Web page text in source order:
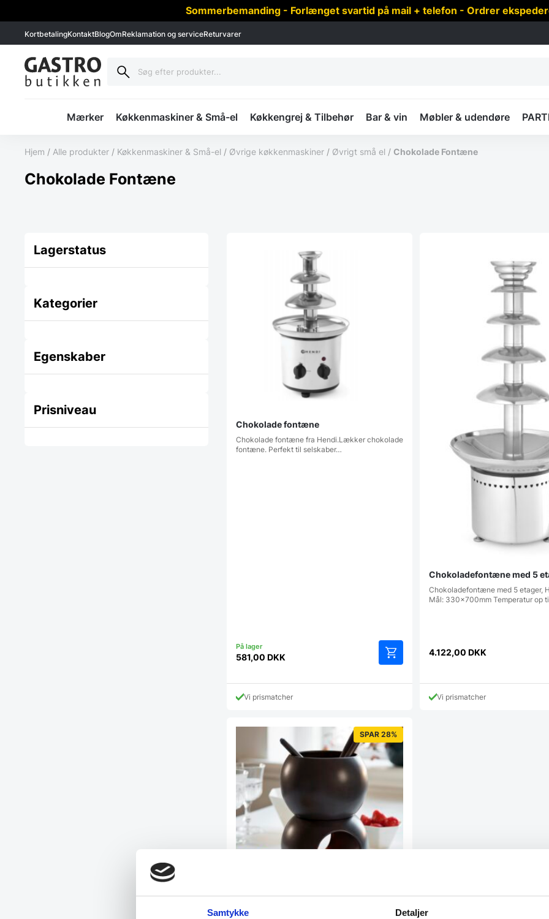
Samtykke Detaljer
Sommerbemanding - Forlænget svartid på mail + telefon - Ordrer
KortbetalingKontaktBlogOmReklamation og serviceReturvarer
Mærker Køkkenmaskiner & Små-el Køkkengrej & Tilbehør Bar & vin Møbler & udendøre
Hjem / Alle produkter / Køkkenmaskiner & Små-el / Øvrige køkkenmaskiner / Øvrigt små el / Chokolade Fontæne
Chokolade Fontæne
Lagerstatus
Kategorier
Egenskaber
Prisniveau
Chokolade fontæne
Chokolade fontæne fra Hendi.Lækker chokolade
fontæne. Perfekt til selskaber…
581,00 DKK
Vi prismatcher
Chokoladefontæne med 5
Chokoladefontæne med 5 etager,
Mål: 330x700mm Temperatur op
4.122,00DKK
Vi prismatcher
SPAR 28%
STORT CHOKOLADEFONDUE SÆT 1,2 L.